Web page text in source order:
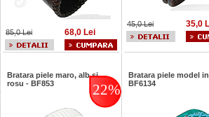
85,0 Lei 68,0 Lei
45,0 Lei 35,0
Bratara piele maro, alb si
rosu - BF853
22%
Bratara piele model
BF6134